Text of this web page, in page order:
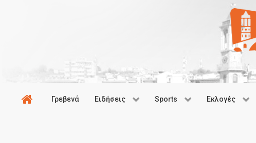
Γρεβενά Ειδήσεις Sports Εκλογές